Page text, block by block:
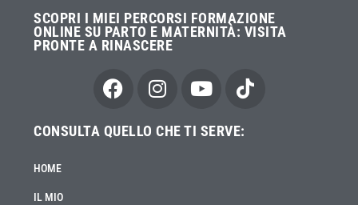
SCOPRI I MIEI PERCORSI FORMAZIONE
ONLINE SU PARTO E MATERNITÀ: VISITA
PRONTE A RINASCERE
CONSULTA QUELLO CHE TI SERVE:
HOME
IL MIO